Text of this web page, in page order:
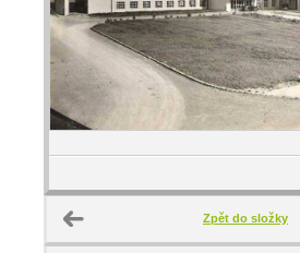
Zpět do složky